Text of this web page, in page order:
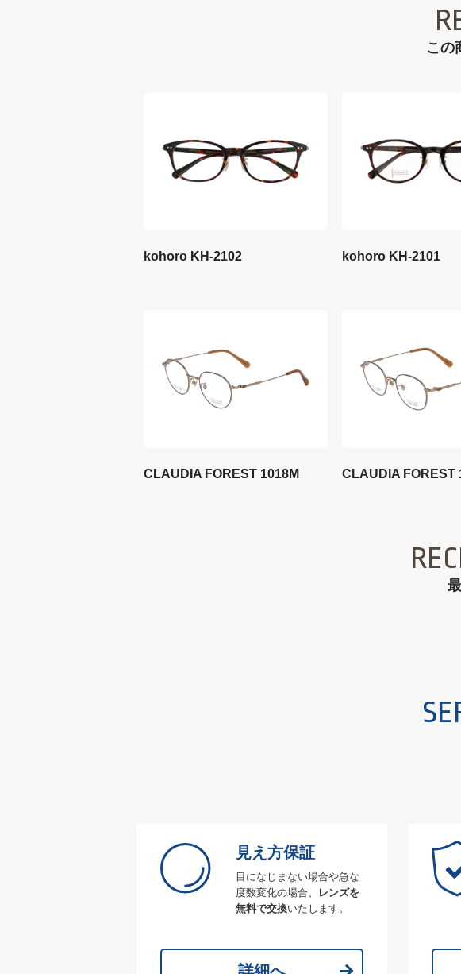
この
kohoro KH-2102 kohoro KH-2101
CLAUDIA FOREST 1018M CLAUDIA FOREST
見え方保証
目になじまない場合や急な
度数変化の場合、
レンズを
無料で交換いたします。